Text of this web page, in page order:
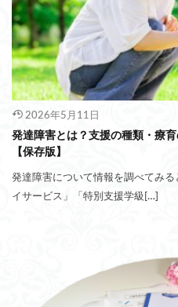
2026年5月11日
発達障害とは？支援の種類・療
【保存版】
発達障害について情報を調べてみ
イサービス」「特別支援学級[…]